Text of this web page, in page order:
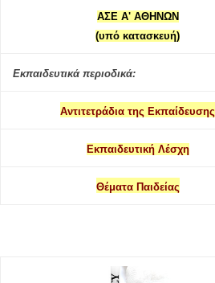
ΑΣΕ Α' ΑΘΗΝΩΝ
(υπό κατασκευή)
Εκπαιδευτικά περιοδικά:
Αντιτετράδια της Εκπαίδευσης
Εκπαιδευτική Λέσχη
Θέματα Παιδείας